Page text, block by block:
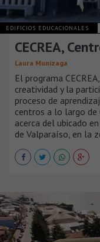
EDIFICIOS EDUCACIONALES
CECREA,
Laura Munizaga
El programa
creatividad y la
proceso de
centros a lo largo de
acerca del ubicado
de Valparaíso, en la